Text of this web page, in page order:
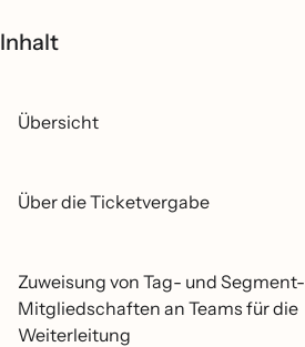
Inhalt
Übersicht
Über die Ticketvergabe
Zuweisung von Tag- und Segment-
Mitgliedschaften an Teams für die
Weiterleitung